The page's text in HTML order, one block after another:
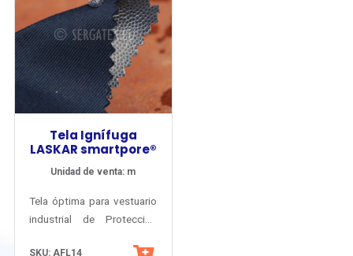
Tela Ignífuga
LASKAR smartpore®
Unidad de venta: m
Tela óptima para vestuario
industrial de Protección
SKU: AFL14